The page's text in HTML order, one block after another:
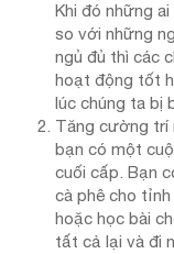
Khi đó những
so với những
ngủ đủ thì các
hoạt động tốt
lúc chúng ta bị
Tăng cường trí
bạn có một
cuối cấp. Bạn
cà phê cho
hoặc học bài
tất cả lại và đi